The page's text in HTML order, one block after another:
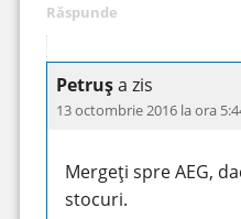
Răspunde
Petrușa zis
13 octombrie 2016 la ora
Mergeți spre AEG,
stocuri.